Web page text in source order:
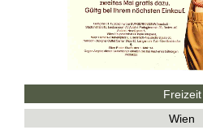
Freizeit
Wien